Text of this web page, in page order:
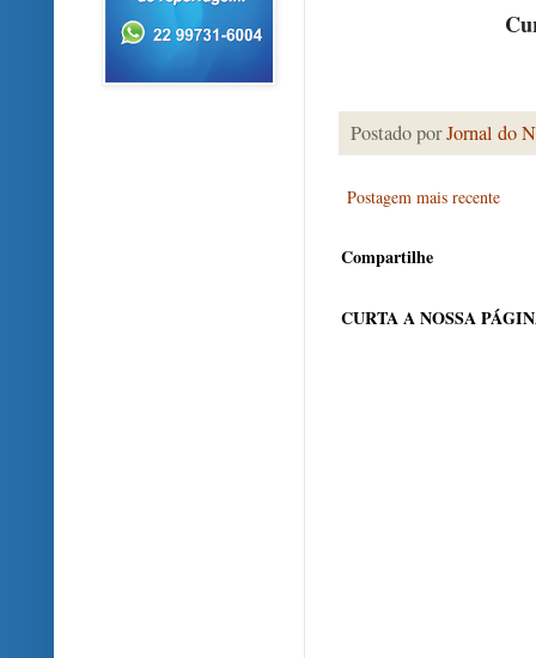
Postado porJornal do
Postagem mais recente
Compartilhe
CURTA A NOSSA